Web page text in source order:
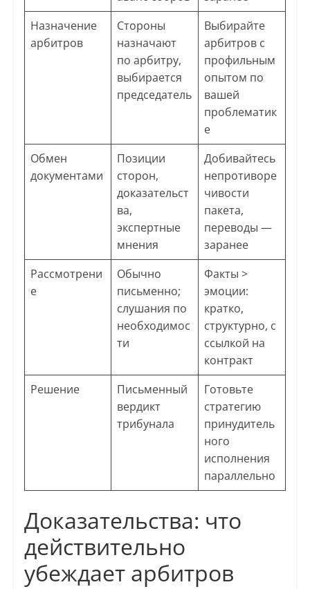
Назначение
арбитров
Стороны
назначают
по арбитру,
выбирается
председатель
Выбирайте
арбитров с
профильным
опытом по
вашей
проблематик
е
Обмен
документами
Позиции
сторон,
доказательст
ва,
экспертные
мнения
Добивайтесь
непротиворе
чивости
пакета,
переводы —
заранее
Рассмотрени
е
Обычно
письменно;
слушания по
необходимос
ти
Факты >
эмоции:
кратко,
структурно, с
ссылкой на
контракт
Решение
Письменный
вердикт
трибунала
Готовьте
стратегию
принудитель
ного
исполнения
параллельно
Доказательства: что
действительно
убеждает арбитров